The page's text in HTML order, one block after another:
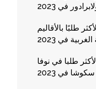
في 2023
طلبًا بالأقاليم
في 2023
طلبا في نوفا
سكوشا في 2023